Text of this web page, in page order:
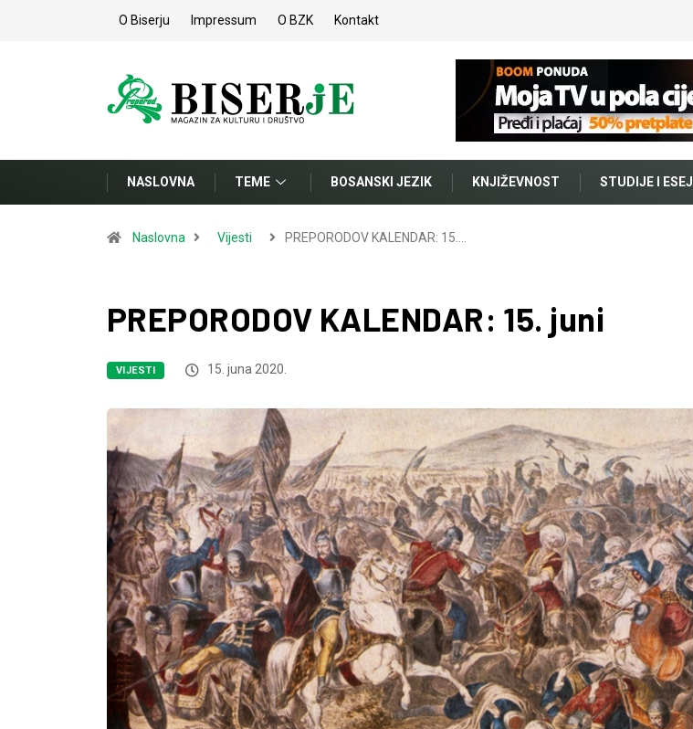
O Biserju Impressum O BZK Kontakt
NASLOVNA TEME BOSANSKI JEZIK KNJIŽEVNOST STUDIJE I ESEJI
Naslovna Vijesti PREPORODOV KALENDAR: 15.…
PREPORODOV KALENDAR: 15. juni
VIJESTI 15. juna 2020.